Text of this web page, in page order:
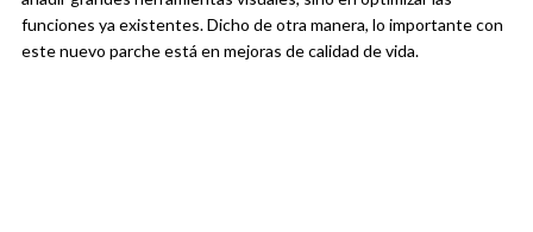
funciones ya existentes. Dicho de otra manera, lo importante con
este nuevo parche está en mejoras de calidad de vida.